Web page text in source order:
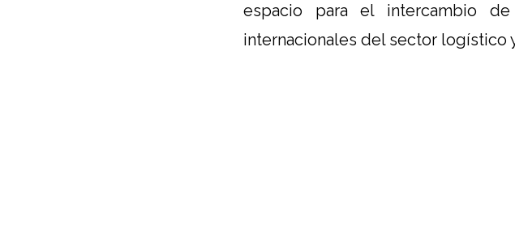
espacio para el intercambio
internacionales del sector logístico